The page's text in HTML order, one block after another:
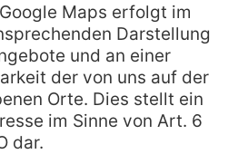
Maps erfolgt im
Darstellung
und an einer
der von uns auf der
Orte. Dies stellt ein
im Sinne von Art. 6
dar.